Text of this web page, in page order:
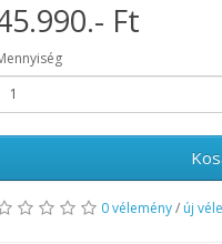
Ft
0 vélemény/ új